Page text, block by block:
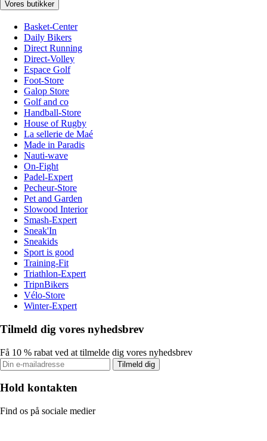
Vores butikker
Basket-Center
Daily Bikers
Direct Running
Direct-Volley
Espace Golf
Foot-Store
Galop Store
Golf and co
Handball-Store
House of Rugby
La sellerie de Maé
Made in Paradis
Nauti-wave
On-Fight
Padel-Expert
Pecheur-Store
Pet and Garden
Slowood Interior
Smash-Expert
Sneak'In
Sneakids
Sport is good
Training-Fit
Triathlon-Expert
TripnBikers
Vélo-Store
Winter-Expert
Tilmeld dig vores nyhedsbrev
Få 10 % rabat ved at tilmelde dig vores nyhedsbrev
Tilmeld dig
Hold kontakten
Find os på sociale medier